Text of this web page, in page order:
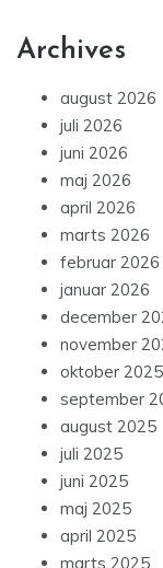
Archives
august 2026
juli 2026
juni 2026
maj 2026
april 2026
marts 2026
februar 2026
januar 2026
december
november
oktober 2025
september
august 2025
juli 2025
juni 2025
maj 2025
april 2025
marts 2025